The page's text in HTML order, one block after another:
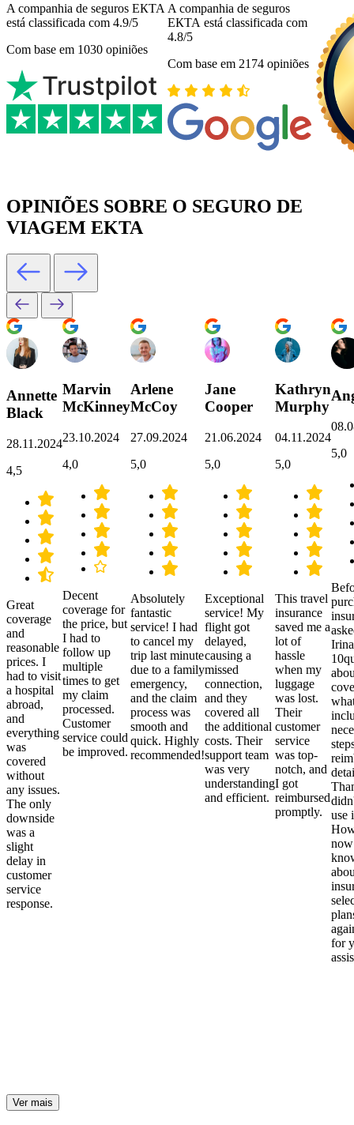
A companhia de seguros ЕКТА
está classificada com 4.9/5
Com base em 1030 opiniões
A companhia de seguros
ЕКТА está classificada com
4.8/5
Com base em 2174 opiniões
OPINIÕES SOBRE O SEGURO DE
VIAGEM EKTA
Annette
Black
28.11.2024
4,5
Great
coverage
and
reasonable
prices. I
had to visit
a hospital
abroad,
and
everything
was
covered
without
any issues.
The only
downside
was a
slight
delay in
customer
service
response.
Marvin
McKinney
23.10.2024
4,0
Decent
coverage for
the price, but
I had to
follow up
multiple
times to get
my claim
processed.
Customer
service could
be improved.
Arlene
McCoy
27.09.2024
5,0
Absolutely
fantastic
service! I had
to cancel my
trip last minute
due to a family
emergency,
and the claim
process was
smooth and
quick. Highly
recommended!
Jane
Cooper
21.06.2024
5,0
Exceptional
service! My
flight got
delayed,
causing a
missed
connection,
and they
covered all
the additional
costs. Their
support team
was very
understanding
and efficient.
Kathryn
Murphy
04.11.2024
5,0
This travel
insurance
saved me a
lot of
hassle
when my
luggage
was lost.
Their
customer
service
was top-
notch, and
I got
reimbursed
promptly.
5,0
use
for
Ver mais